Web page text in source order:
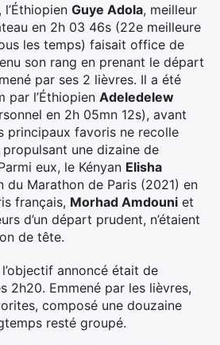
Guye Adola, meilleur
en 2h 03 46s (22e meilleure
les temps) faisait office de
son rang en prenant le départ
par ses 2 lièvres. Il a été
par l’Éthiopien Adeledelew
en 2h 05mn 12s), avant
principaux favoris ne recolle
une dizaine de
eux, le Kényan Elisha
du Marathon de Paris (2021) en
français, Morhad Amdouni et
d’un départ prudent, n’étaient
de tête.
annoncé était de
2h20. Emmené par les lièvres,
composé une douzaine
resté groupé.